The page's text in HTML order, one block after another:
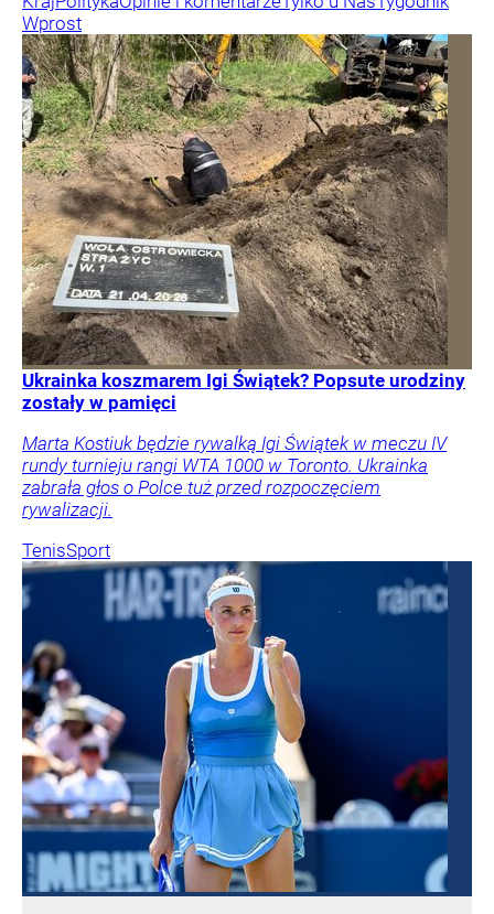
Wprost
Ukrainka koszmarem Igi Świątek? Popsute urodziny
zostały w pamięci
Marta Kostiuk będzie rywalką Igi Świątek w meczu IV
rundy turnieju rangi WTA 1000 w Toronto. Ukrainka
zabrała głos o Polce tuż przed rozpoczęciem
rywalizacji.
TenisSport